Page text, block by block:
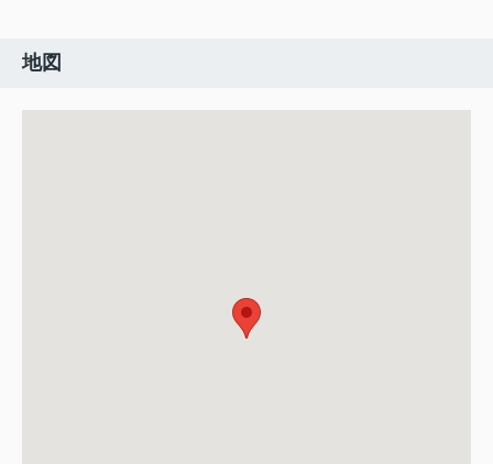
地図